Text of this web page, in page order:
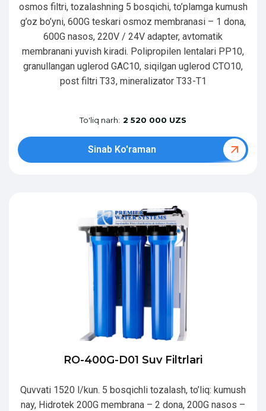
osmos filtri, tozalashning 5 bosqichi, to’plamga kumush
g’oz bo’yni, 600G teskari osmoz membranasi – 1 dona,
600G nasos, 220V / 24V adapter, avtomatik
membranani yuvish kiradi. Polipropilen lentalari PP10,
granullangan uglerod GAC10, siqilgan uglerod CTO10,
post filtri T33, mineralizator T33-T1
To'liq narh: 2 520 000 UZS
Sinab Ko'raman
RO-400G-D01 Suv Filtrlari
Quvvati 1520 l/kun. 5 bosqichli tozalash, to’liq: kumush
nay, Hidrotek 200G membrana – 2 dona, 200G nasos –